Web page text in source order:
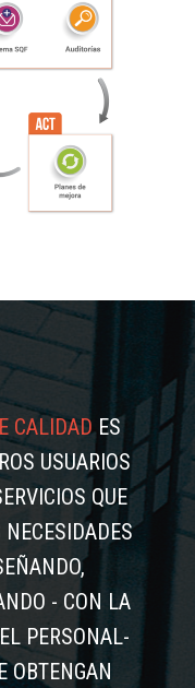
CALIDADES
USUARIOS
QUE
- CON LA
PERSONAL-
OBTENGAN